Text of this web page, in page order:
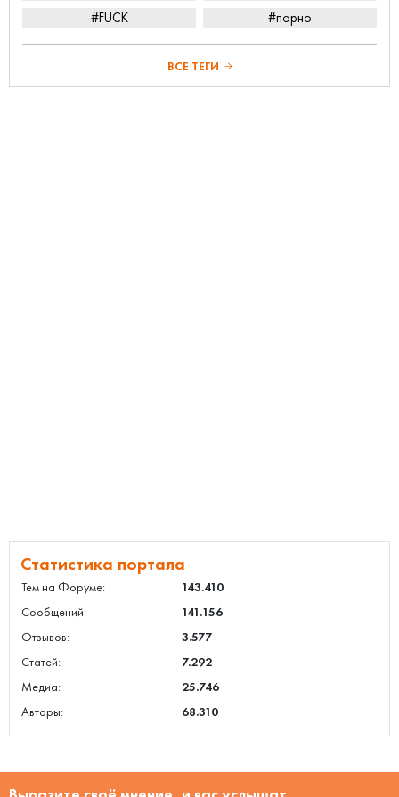
#FUCK
#порно
ВСЕ ТЕГИ
Статистика портала
Тем на Форуме:
143.410
Сообщений:
141.156
Отзывов:
3.577
Статей:
7.292
Медиа:
25.746
Авторы:
68.310